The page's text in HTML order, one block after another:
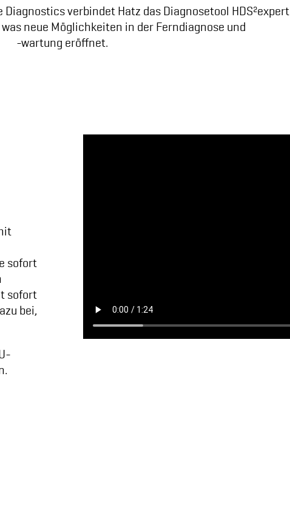
verbindet Hatz das Diagnosetool HDS²expert
neue Möglichkeiten in der Ferndiagnose und
-wartung eröffnet.
sofort
sofort
bei,